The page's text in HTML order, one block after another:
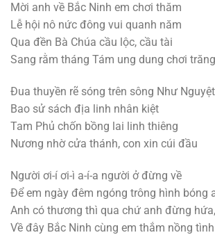
Mời anh về Bắc Ninh em chơi thăm
Lễ hội nô nức đông vui quanh năm
Qua đền Bà Chúa cầu lộc, cầu tài
Sang rằm tháng Tám ung dung chơi trăng
Đua thuyền rẽ sóng trên sông Như Nguyệt
Bao sử sách địa linh nhân kiệt
Tam Phủ chốn bồng lai linh thiêng
Nương nhờ cửa thánh, con xin cúi đầu
Người ơi-í ơi-ì a-í-a người ở đừng về
Để em ngày đêm ngóng trông hình bóng
Anh có thương thì qua chứ anh đừng
Về đây Bắc Ninh cùng em thắm nồng